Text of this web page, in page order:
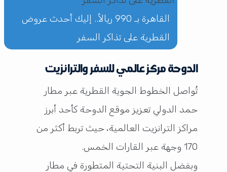
القاهرة بـ 990 ريالاً.. إليك أحدث عروض
القطرية على تذاكر السفر
الدوحة مركز عالمي للسفر والترانزيت
تُواصل الخطوط الجوية القطرية عبر مطار
حمد الدولي تعزيز موقع الدوحة كأحد أبرز
مراكز الترانزيت العالمية، حيث تربط أكثر من
170 وجهة عبر القارات الخمس.
وبفضل البنية التحتية المتطورة في مطار